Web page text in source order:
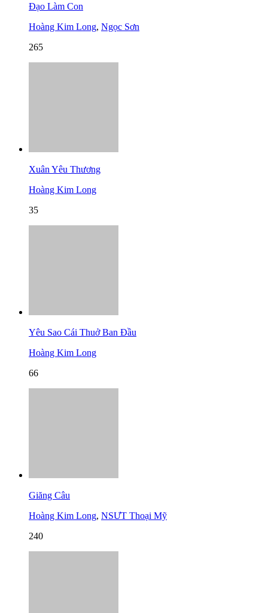
Đạo Làm Con
Hoàng Kim Long, Ngọc Sơn
265
Xuân Yêu Thương
Hoàng Kim Long
35
Yêu Sao Cái Thuở Ban Đầu
Hoàng Kim Long
66
Giăng Câu
Hoàng Kim Long, NSƯT Thoại Mỹ
240